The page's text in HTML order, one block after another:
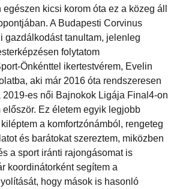
kicsi korom óta ez a közeg áll
A Budapesti Corvinus
gazdálkodást tanultam, jelenleg
folytatom
Önkénttel ikertestvérem, Evelin
aki már 2016 óta rendszeresen
es női Bajnokok Ligája Final4-on
először. Ez életem egyik legjobb
a komfortzónámból, rengeteg
és barátokat szereztem, miközben
a sport iránti rajongásomat is
koordinátorként segítem a
hogy mások is hasonló